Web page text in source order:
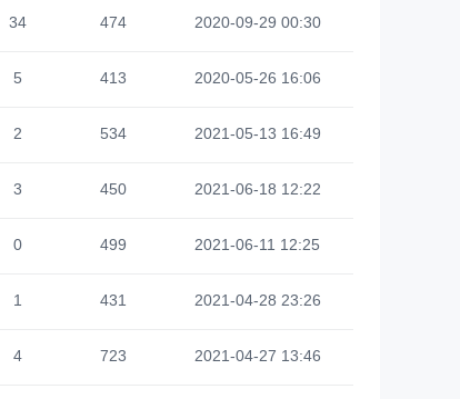
34 474 2020-09-29 00:30
5 413 2020-05-26 16:06
2 534 2021-05-13 16:49
3 450 2021-06-18 12:22
0 499 2021-06-11 12:25
1 431 2021-04-28 23:26
4 723 2021-04-27 13:46